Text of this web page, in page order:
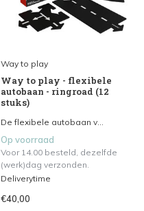
Way to play
Way to play - flexibele
autobaan - ringroad (12
stuks)
De flexibele autobaan v...
Op voorraad
Voor 14.00 besteld, dezelfde
(werk)dag verzonden.
Deliverytime
€40,00